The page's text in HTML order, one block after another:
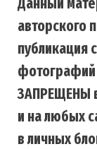
авторского
публикация
фотографий
ЗАПРЕЩЕНЫ
и на любых
в личных